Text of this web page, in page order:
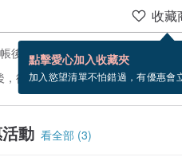
收藏
點擊愛心加入收藏夾
加入慾望清單不怕錯過，有優惠會
後填寫並分享，免費幫你寄送電
，從備貨到寄出商品為 3 個工作天
動 看全部 (3)